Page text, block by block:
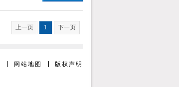
上一页 1 下一页
网站地图 版权声明